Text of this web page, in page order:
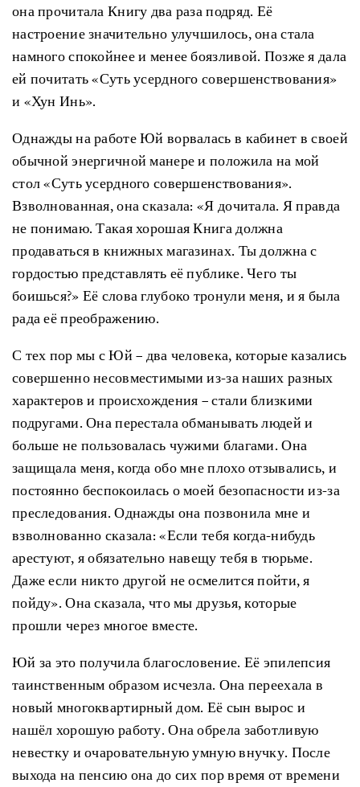
она прочитала Книгу два раза подряд. Её
настроение значительно улучшилось, она стала
намного спокойнее и менее боязливой. Позже я дала
ей почитать «Суть усердного совершенствования»
и «Хун Инь».
Однажды на работе Юй ворвалась в кабинет в своей
обычной энергичной манере и положила на мой
стол «Суть усердного совершенствования».
Взволнованная, она сказала: «Я дочитала. Я правда
не понимаю. Такая хорошая Книга должна
продаваться в книжных магазинах. Ты должна с
гордостью представлять её публике. Чего ты
боишься?» Её слова глубоко тронули меня, и я была
рада её преображению.
С тех пор мы с Юй – два человека, которые казались
совершенно несовместимыми из-за наших разных
характеров и происхождения – стали близкими
подругами. Она перестала обманывать людей и
больше не пользовалась чужими благами. Она
защищала меня, когда обо мне плохо отзывались, и
постоянно беспокоилась о моей безопасности из-за
преследования. Однажды она позвонила мне и
взволнованно сказала: «Если тебя когда-нибудь
арестуют, я обязательно навещу тебя в тюрьме.
Даже если никто другой не осмелится пойти, я
пойду». Она сказала, что мы друзья, которые
прошли через многое вместе.
Юй за это получила благословение. Её эпилепсия
таинственным образом исчезла. Она переехала в
новый многоквартирный дом. Её сын вырос и
нашёл хорошую работу. Она обрела заботливую
невестку и очаровательную умную внучку. После
выхода на пенсию она до сих пор время от времени